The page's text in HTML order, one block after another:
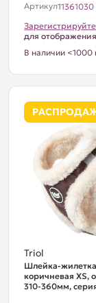
Артикул11361030
для
В наличии <1000
Triol
Шлейка-
коричневая XS,
310-360мм,